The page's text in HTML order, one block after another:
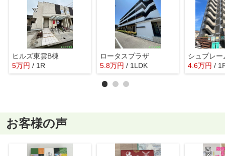
ヒルズ東雲B棟
5万円 / 1R
ロータスプラザ
5.8万円 / 1LDK
シュプレー
4.6万円 /
お客様の声